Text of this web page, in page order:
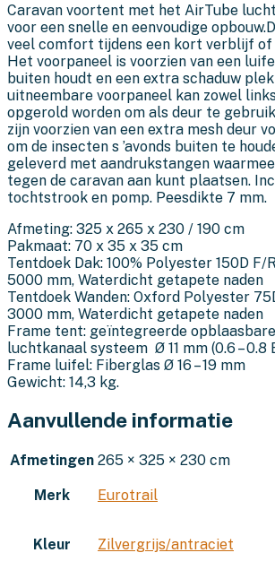
Caravan voortent met het AirTube
voor een snelle en eenvoudige
veel comfort tijdens een kort verblijf of
Het voorpaneel is voorzien van een
buiten houdt en een extra schaduw
uitneembare voorpaneel kan zowel
opgerold worden om als deur te
zijn voorzien van een extra mesh deur
om de insecten s ’avonds buiten te
geleverd met aandrukstangen
tegen de caravan aan kunt plaatsen.
tochtstrook en pomp. Peesdikte 7 mm.
Afmeting: 325 x 265 x 230 / 190 cm
Pakmaat: 70 x 35 x 35 cm
Tentdoek Dak: 100% Polyester 150D F/
5000 mm, Waterdicht getapete naden
Tentdoek Wanden: Oxford Polyester
3000 mm, Waterdicht getapete naden
Frame tent: geïntegreerde
luchtkanaal systeem Ø 11 mm (0.6 – 0.8
Frame luifel: Fiberglas Ø 16 – 19 mm
Gewicht: 14,3 kg.
Aanvullende informatie
Afmetingen 265 × 325 × 230 cm
Merk Eurotrail
Kleur Zilvergrijs/antraciet